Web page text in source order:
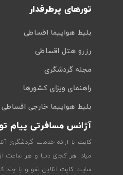
تورهای پرطرفدار
بلیط هواپیما اقساطی
رزرو هتل اقساطی
مجله گردشگری
راهنمای ویزای کشورها
بلیط هواپیما خارجی اقساطی
آژانس مسافرتی پیام
کایت با ارائه خدمات گردشگری
میاد. هر کجای دنیا و هر ساعت
سایت کایت آنلاین شو و با چند